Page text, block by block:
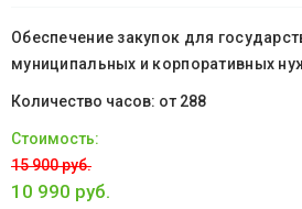
Обеспечение закупок для
муниципальных и корпоративных
от 288
15 900 руб.
10 990 руб.